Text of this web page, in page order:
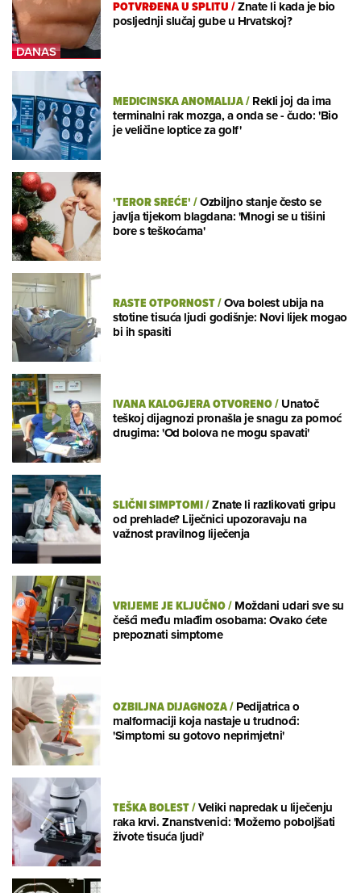
POTVRĐENA U SPLITU/Znate li kada je bio
posljednji slučaj gube u Hrvatskoj?
MEDICINSKA ANOMALIJA/Rekli joj da ima
terminalni rak mozga, a onda se - čudo: 'Bio
je veličine loptice za golf'
'TEROR SREĆE'/Ozbiljno stanje često se
javlja tijekom blagdana: 'Mnogi se u tišini
bore s teškoćama'
RASTE OTPORNOST/Ova bolest ubija na
stotine tisuća ljudi godišnje: Novi lijek mogao
bi ih spasiti
IVANA KALOGJERA OTVORENO/Unatoč
teškoj dijagnozi pronašla je snagu za pomoć
drugima: 'Od bolova ne mogu spavati'
SLIČNI SIMPTOMI/Znate li razlikovati gripu
od prehlade? Liječnici upozoravaju na
važnost pravilnog liječenja
VRIJEME JE KLJUČNO/Moždani udari sve su
češći među mlađim osobama: Ovako ćete
prepoznati simptome
OZBILJNA DIJAGNOZA/Pedijatrica o
malformaciji koja nastaje u trudnoći:
'Simptomi su gotovo neprimjetni'
TEŠKA BOLEST/Veliki napredak u liječenju
raka krvi. Znanstvenici: 'Možemo poboljšati
živote tisuća ljudi'